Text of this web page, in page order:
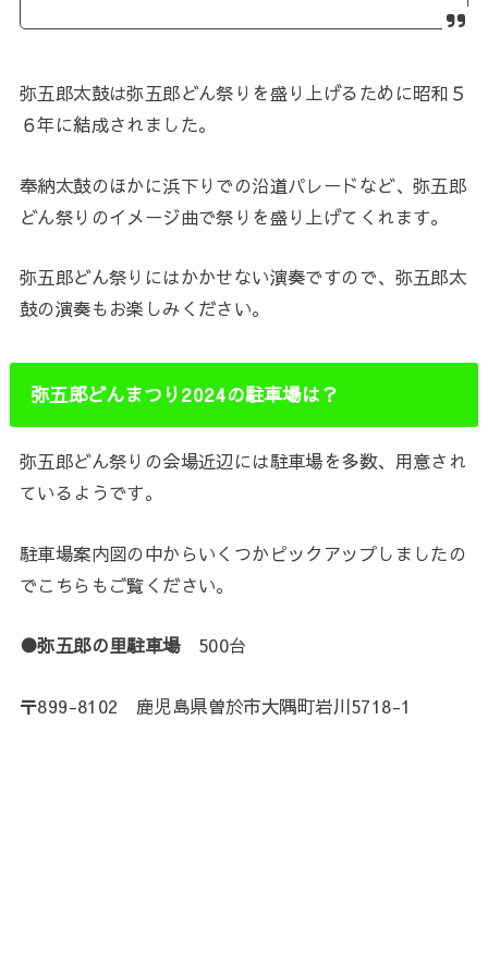
弥五郎太鼓は弥五郎どん祭りを盛り上げるために昭和５
６年に結成されました。
奉納太鼓のほかに浜下りでの沿道パレードなど、弥五郎
どん祭りのイメージ曲で祭りを盛り上げてくれます。
弥五郎どん祭りにはかかせない演奏ですので、弥五郎太
鼓の演奏もお楽しみください。
弥五郎どんまつり2024の駐車場は？
弥五郎どん祭りの会場近辺には駐車場を多数、用意され
ているようです。
駐車場案内図の中からいくつかピックアップしましたの
でこちらもご覧ください。
●弥五郎の里駐車場500台
〒899-8102 鹿児島県曽於市大隅町岩川5718-1